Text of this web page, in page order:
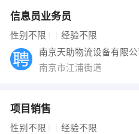
信息员业务员
性别不限 经验不限
南京天助物流设备有限公
南京市江浦街道
项目销售
性别不限 经验不限